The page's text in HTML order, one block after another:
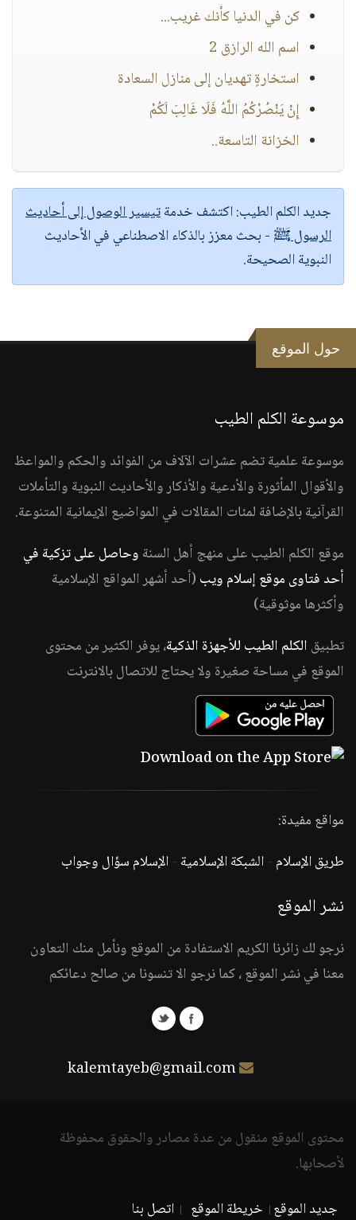
كن في الدنيا كأنك غريب...
اسم الله الرازق 2
استخارةٍ تهديان إلى منازل السعادة
إِنْ يَنْصُرْكُمُ اللَّهُ فَلَا غَالِبَ لَكُمْ
الخزانة التاسعة..
جديد الكلم الطيب:اكتشف خدمةتيسير الوصول إلى أحاديث
الرسول ﷺ - بحث معزز بالذكاء الاصطناعي في الأحاديث
النبوية الصحيحة.
حول الموقع
موسوعة الكلم الطيب
موسوعة علمية تضم عشرات الآلاف من الفوائد والحكم والمواعظ
والأقوال المأثورة والأدعية والأذكار والأحاديث النبوية والتأملات
القرآنية بالإضافة لمئات المقالات في المواضيع الإيمانية المتنوعة.
موقع الكلم الطيب على منهج أهل السنة وحاصل على تزكية في
أحد فتاوى موقع إسلام ويب (أحد أشهر المواقع الإسلامية
وأكثرها موثوقية)
تطبيق الكلم الطيب للأجهزة الذكية، يوفر الكثير من محتوى
الموقع في مساحة صغيرة ولا يحتاج للاتصال بالانترنت
مواقع مفيدة:
طريق الإسلام -الشبكة الإسلامية -الإسلام سؤال وجواب
نشر الموقع
نرجو لك زائرنا الكريم الاستفادة من الموقع ونأمل منك التعاون
معنا في نشر الموقع ، كما نرجو الا تنسونا من صالح دعائكم
kalemtayeb@gmail.com
محتوى الموقع منقول من عدة مصادر والحقوق محفوظة
لأصحابها.
جديد الموقع خريطة الموقع اتصل بنا